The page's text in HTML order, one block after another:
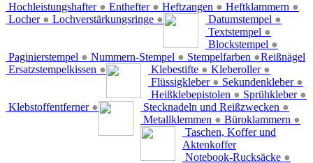
Hochleistungshafter ● Enthefter ● Heftzangen ● Heftklammern ●
Locher ● Lochverstärkungsringe ● Datumstempel ●
Textstempel ●
Blockstempel ●
Paginierstempel ● Nummern-Stempel ● Stempelfarben ●
Ersatzstempelkissen ● Klebestifte ● Kleberoller ●
Flüssigkleber ● Sekundenkleber ●
Heißklebepistolen ● Sprühkleber ●
Klebstoffentferner ●
Reißnägel
Stecknadeln und Reißzwecken ●
Metallklemmen ● Büroklammern ●
Taschen, Koffer und
Aktenkoffer
Notebook-Rucksäcke ●